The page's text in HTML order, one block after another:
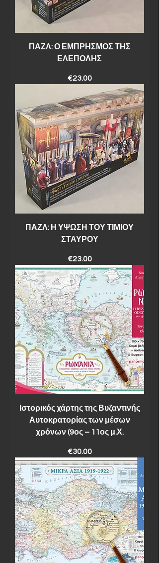
ΠΑΖΛ: Ο ΕΜΠΡΗΣΜΟΣ ΤΗΣ
ΕΛΕΠΟΛΗΣ
Price
€23.00
ΠΑΖΛ: Η ΥΨΩΣΗ ΤΟΥ ΤΙΜΙΟΥ
ΣΤΑΥΡΟΥ
Price
€23.00
Ιστορικός χάρτης της Βυζαντινής
Αυτοκρατορίας των μέσων
χρόνων (9ος – 11ος μ.Χ.
Price
€30.00